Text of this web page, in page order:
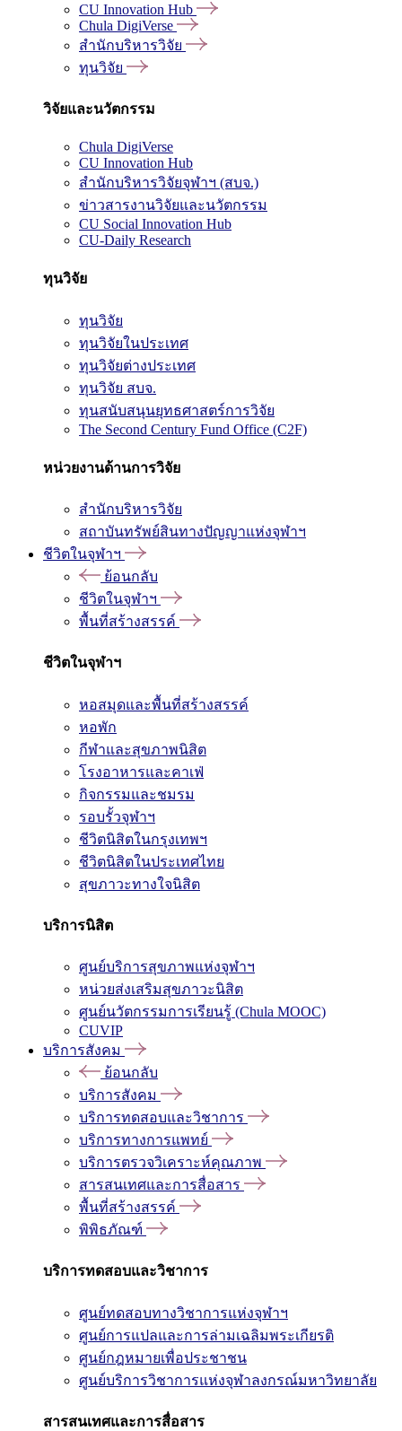
CU Innovation Hub
Chula DigiVerse
สำนักบริหารวิจัย
ทุนวิจัย
วิจัยและนวัตกรรม
Chula DigiVerse
CU Innovation Hub
สำนักบริหารวิจัยจุฬาฯ (สบจ.)
ข่าวสารงานวิจัยและนวัตกรรม
CU Social Innovation Hub
CU-Daily Research
ทุนวิจัย
ทุนวิจัย
ทุนวิจัยในประเทศ
ทุนวิจัยต่างประเทศ
ทุนวิจัย สบจ.
ทุนสนับสนุนยุทธศาสตร์การวิจัย
The Second Century Fund Office (C2F)
หน่วยงานด้านการวิจัย
สำนักบริหารวิจัย
สถาบันทรัพย์สินทางปัญญาแห่งจุฬาฯ
ชีวิตในจุฬาฯ
ย้อนกลับ
ชีวิตในจุฬาฯ
พื้นที่สร้างสรรค์
ชีวิตในจุฬาฯ
หอสมุดและพื้นที่สร้างสรรค์
หอพัก
กีฬาและสุขภาพนิสิต
โรงอาหารและคาเฟ่
กิจกรรมและชมรม
รอบรั้วจุฬาฯ
ชีวิตนิสิตในกรุงเทพฯ
ชีวิตนิสิตในประเทศไทย
สุขภาวะทางใจนิสิต
บริการนิสิต
ศูนย์บริการสุขภาพแห่งจุฬาฯ
หน่วยส่งเสริมสุขภาวะนิสิต
ศูนย์นวัตกรรมการเรียนรู้ (Chula MOOC)
CUVIP
บริการสังคม
ย้อนกลับ
บริการสังคม
บริการทดสอบและวิชาการ
บริการทางการแพทย์
บริการตรวจวิเคราะห์คุณภาพ
สารสนเทศและการสื่อสาร
พื้นที่สร้างสรรค์
พิพิธภัณฑ์
บริการทดสอบและวิชาการ
ศูนย์ทดสอบทางวิชาการแห่งจุฬาฯ
ศูนย์การแปลและการล่ามเฉลิมพระเกียรติ
ศูนย์กฎหมายเพื่อประชาชน
ศูนย์บริการวิชาการแห่งจุฬาลงกรณ์มหาวิทยาลัย
สารสนเทศและการสื่อสาร